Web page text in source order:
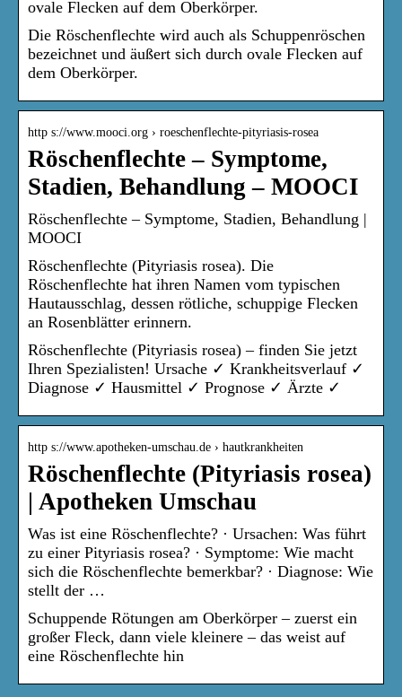
ovale Flecken auf dem Oberkörper.
Die Röschenflechte wird auch als Schuppenröschen
bezeichnet und äußert sich durch ovale Flecken auf
dem Oberkörper.
http s://www.mooci.org › roeschenflechte-pityriasis-rosea
Röschenflechte – Symptome,
Stadien, Behandlung – MOOCI
Röschenflechte – Symptome, Stadien, Behandlung |
MOOCI
Röschenflechte (Pityriasis rosea). Die
Röschenflechte hat ihren Namen vom typischen
Hautausschlag, dessen rötliche, schuppige Flecken
an Rosenblätter erinnern.
Röschenflechte (Pityriasis rosea) – finden Sie jetzt
Ihren Spezialisten! Ursache ✓ Krankheitsverlauf ✓
Diagnose ✓ Hausmittel ✓ Prognose ✓ Ärzte ✓
http s://www.apotheken-umschau.de › hautkrankheiten
Röschenflechte (Pityriasis rosea)
| Apotheken Umschau
Was ist eine Röschenflechte? · Ursachen: Was führt
zu einer Pityriasis rosea? · Symptome: Wie macht
sich die Röschenflechte bemerkbar? · Diagnose: Wie
stellt der …
Schuppende Rötungen am Oberkörper – zuerst ein
großer Fleck, dann viele kleinere – das weist auf
eine Röschenflechte hin